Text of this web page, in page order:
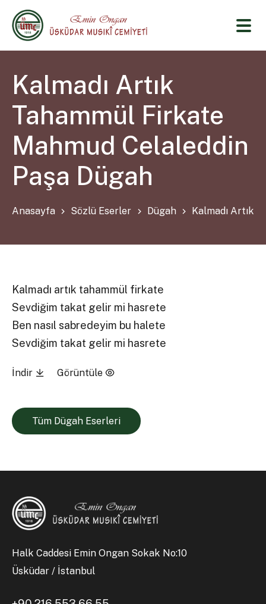
Kalmadı Artık
Tahammül Firkate
Mahmud Celaleddin
Paşa Dügah
Anasayfa Sözlü Eserler Dügah Kalmadı Artık
Kalmadı artık tahammül firkate
Sevdiğim takat gelir mi hasrete
Ben nasıl sabredeyim bu halete
Sevdiğim takat gelir mi hasrete
İndir Görüntüle
Tüm Dügah Eserleri
Halk Caddesi Emin Ongan Sokak No:10
Üsküdar / İstanbul